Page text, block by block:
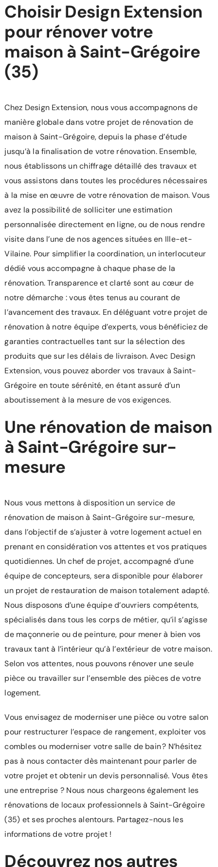
Choisir Design Extension
pour rénover votre
maison à Saint-Grégoire
(35)
Chez Design Extension, nous vous accompagnons de
manière globale dans votre projet de rénovation de
maison à Saint-Grégoire, depuis la phase d’étude
jusqu’à la finalisation de votre rénovation. Ensemble,
nous établissons un chiffrage détaillé des travaux et
vous assistons dans toutes les procédures nécessaires
à la mise en œuvre de votre rénovation de maison. Vous
avez la possibilité de solliciter une estimation
personnalisée directement en ligne, ou de nous rendre
visite dans l’une de nos agences situées en Ille-et-
Vilaine. Pour simplifier la coordination, un interlocuteur
dédié vous accompagne à chaque phase de la
rénovation. Transparence et clarté sont au cœur de
notre démarche : vous êtes tenus au courant de
l’avancement des travaux. En déléguant votre projet de
rénovation à notre équipe d’experts, vous bénéficiez de
garanties contractuelles tant sur la sélection des
produits que sur les délais de livraison. Avec Design
Extension, vous pouvez aborder vos travaux à Saint-
Grégoire en toute sérénité, en étant assuré d’un
aboutissement à la mesure de vos exigences.
Une rénovation de maison
à Saint-Grégoire sur-
mesure
Nous vous mettons à disposition un service de
rénovation de maison à Saint-Grégoire sur-mesure,
dans l’objectif de s’ajuster à votre logement actuel en
prenant en considération vos attentes et vos pratiques
quotidiennes. Un chef de projet, accompagné d’une
équipe de concepteurs, sera disponible pour élaborer
un projet de restauration de maison totalement adapté.
Nous disposons d’une équipe d’ouvriers compétents,
spécialisés dans tous les corps de métier, qu’il s’agisse
de maçonnerie ou de peinture, pour mener à bien vos
travaux tant à l’intérieur qu’à l’extérieur de votre maison.
Selon vos attentes, nous pouvons rénover une seule
pièce ou travailler sur l’ensemble des pièces de votre
logement.
Vous envisagez de moderniser une pièce ou votre salon
pour restructurer l’espace de rangement, exploiter vos
combles ou moderniser votre salle de bain ? N’hésitez
pas à nous contacter dès maintenant pour parler de
votre projet et obtenir un devis personnalisé. Vous êtes
une entreprise ? Nous nous chargeons également les
rénovations de locaux professionnels à Saint-Grégoire
(35) et ses proches alentours. Partagez-nous les
informations de votre projet !
Découvrez nos autres